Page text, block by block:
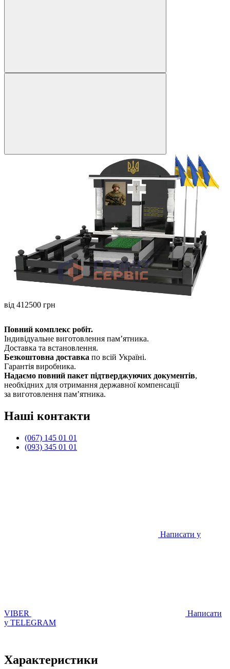
від 412500 грн
Повний комплекс робіт.
Індивідуальне виготовлення памʼятника.
Доставка та встановлення.
Безкоштовна доставка по всій Україні.
Гарантія виробника.
Надаємо повний пакет підтверджуючих документів,
необхідних для отримання державної компенсації
за виготовлення пам’ятника.
Наші контакти
(067) 145 01 01
(093) 345 01 01
Написати у
VIBER
Написати
у TELEGRAM
Характеристики